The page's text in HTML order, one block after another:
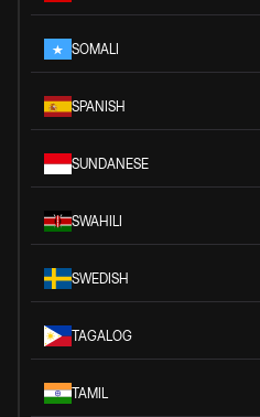
SOMALI
SPANISH
SUNDANESE
SWAHILI
SWEDISH
TAGALOG
TAMIL